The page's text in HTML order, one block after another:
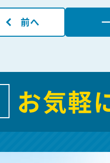
前へ
お気軽